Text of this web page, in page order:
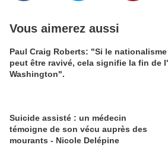
Vous aimerez aussi
Paul Craig Roberts: "Si le
peut être ravivé, cela signifie la fin de
Washington".
Suicide assisté : un médecin
témoigne de son vécu auprès des
mourants - Nicole Delépine